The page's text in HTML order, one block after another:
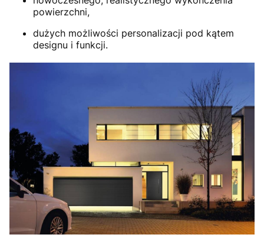
powierzchni,
dużych możliwości personalizacji pod kątem
designu i funkcji.